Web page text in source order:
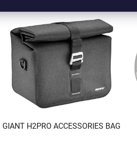
GIANT H2PRO ACCESSORIES BAG